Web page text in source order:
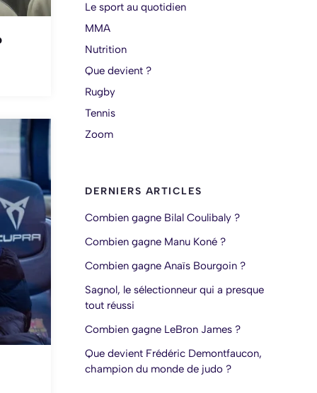
Le sport au quotidien
MMA
Nutrition
Que devient ?
Rugby
Tennis
Zoom
DERNIERS ARTICLES
Combien gagne Bilal Coulibaly ?
Combien gagne Manu Koné ?
Combien gagne Anaïs Bourgoin ?
Sagnol, le sélectionneur qui a presque
tout réussi
Combien gagne LeBron James ?
Que devient Frédéric Demontfaucon,
champion du monde de judo ?